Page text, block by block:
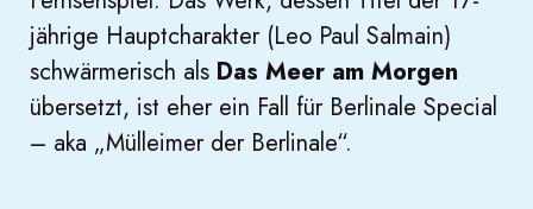
jährige Hauptcharakter (Leo Paul Salmain)
schwärmerisch als Das Meer am Morgen
übersetzt, ist eher ein Fall für Berlinale Special
– aka „Mülleimer der Berlinale“.